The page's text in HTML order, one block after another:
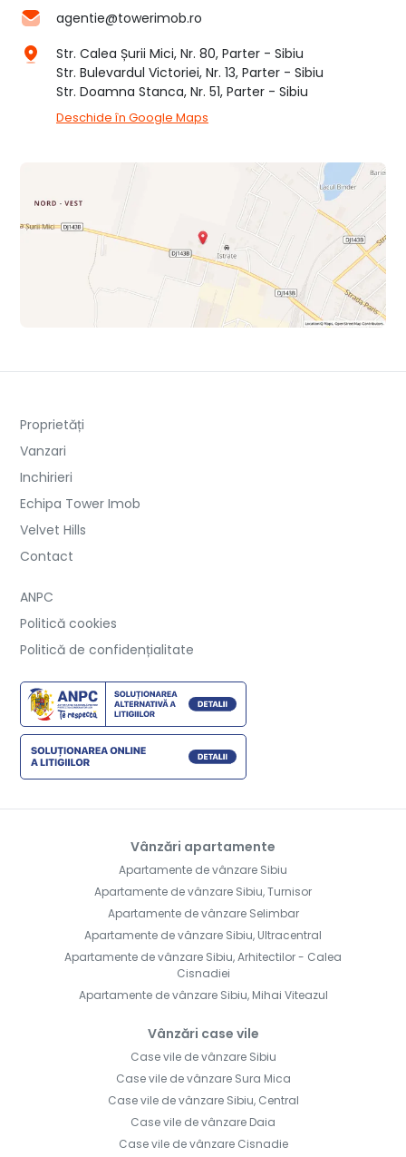
agentie@towerimob.ro
Str. Calea Șurii Mici, Nr. 80, Parter - Sibiu
Str. Bulevardul Victoriei, Nr. 13, Parter - Sibiu
Str. Doamna Stanca, Nr. 51, Parter - Sibiu
Deschide în Google Maps
Proprietăți
Vanzari
Inchirieri
Echipa Tower Imob
Velvet Hills
Contact
ANPC
Politică cookies
Politică de confidențialitate
Vânzări apartamente
Apartamente de vânzare Sibiu
Apartamente de vânzare Sibiu, Turnisor
Apartamente de vânzare Selimbar
Apartamente de vânzare Sibiu, Ultracentral
Apartamente de vânzare Sibiu, Arhitectilor - Calea
Cisnadiei
Apartamente de vânzare Sibiu, Mihai Viteazul
Vânzări case vile
Case vile de vânzare Sibiu
Case vile de vânzare Sura Mica
Case vile de vânzare Sibiu, Central
Case vile de vânzare Daia
Case vile de vânzare Cisnadie